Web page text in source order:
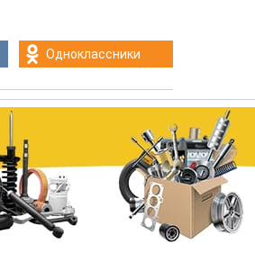
Одноклассники